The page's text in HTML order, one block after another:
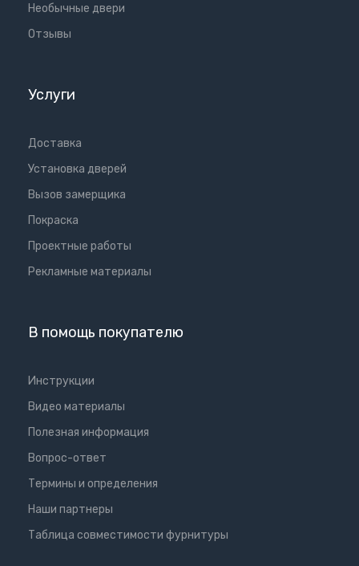
Необычные двери
Отзывы
Услуги
Доставка
Установка дверей
Вызов замерщика
Покраска
Проектные работы
Рекламные материалы
В помощь покупателю
Инструкции
Видео материалы
Полезная информация
Вопрос-ответ
Термины и определения
Наши партнеры
Таблица совместимости фурнитуры